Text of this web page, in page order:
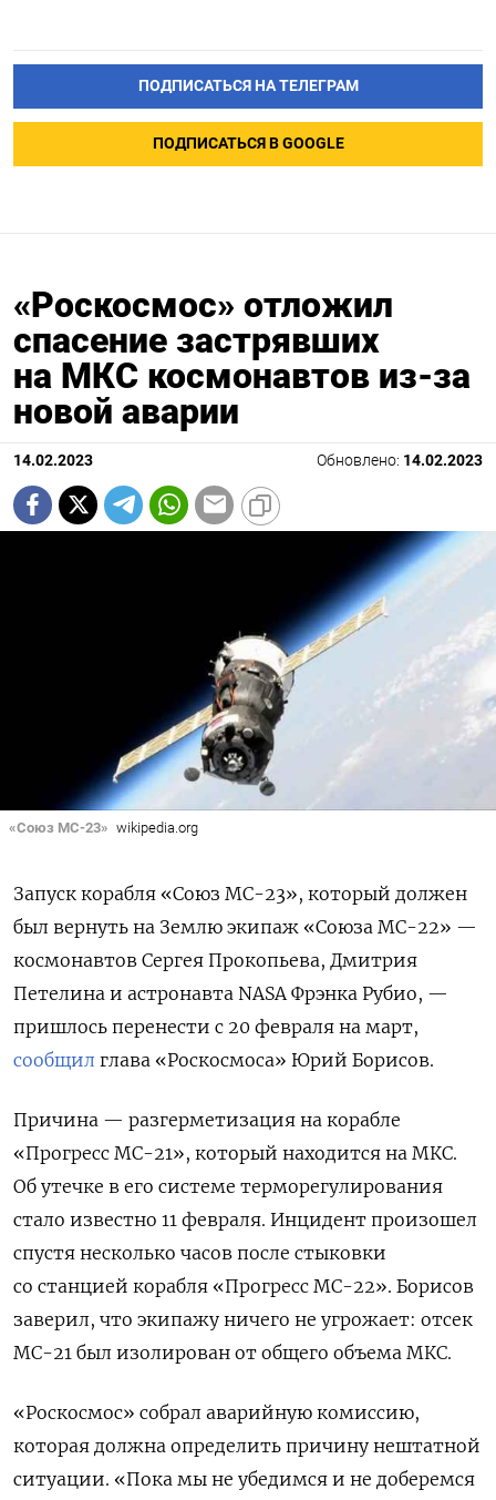
ПОДПИСАТЬСЯ НА ТЕЛЕГРАМ
ПОДПИСАТЬСЯ В GOOGLE
«Роскосмос» отложил
спасение застрявших
на МКС космонавтов из-за
новой аварии
14.02.2023 Обновлено: 14.02.2023
«Союз МС-23» wikipedia.org
Запуск корабля «Союз МС-23», который должен
был вернуть на Землю экипаж «Союза МС-22» —
космонавтов Сергея Прокопьева, Дмитрия
Петелина и астронавта NASA Фрэнка Рубио, —
пришлось перенести с 20 февраля на март,
сообщил глава «Роскосмоса» Юрий Борисов.
Причина — разгерметизация на корабле
«Прогресс МС-21», который находится на МКС.
Об утечке в его системе терморегулирования
стало известно 11 февраля. Инцидент произошел
спустя несколько часов после стыковки
со станцией корабля «Прогресс МС-22». Борисов
заверил, что экипажу ничего не угрожает: отсек
МС-21 был изолирован от общего объема МКС.
«Роскосмос» собрал аварийную комиссию,
которая должна определить причину нештатной
ситуации. «Пока мы не убедимся и не доберемся